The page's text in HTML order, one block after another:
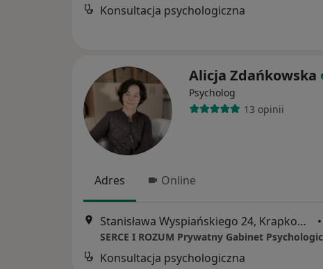
Konsultacja psychologiczna
Alicja Zdańkowska
Psycholog
13 opinii
Adres Online
Stanisława Wyspiańskiego 24, Krapkowice •
Konsultacja psychologiczna